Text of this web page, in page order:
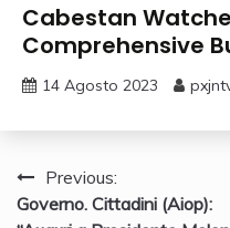
Cabestan
Comprehensive
14 Agosto 2023
Navigazione
Previous:
Governo. Cittadini (Aiop):